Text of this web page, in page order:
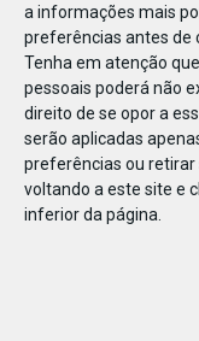
a informações mais
preferências antes de
Tenha em atenção
pessoais poderá não
direito de se opor a
serão aplicadas
preferências ou
voltando a este site e
inferior da página.